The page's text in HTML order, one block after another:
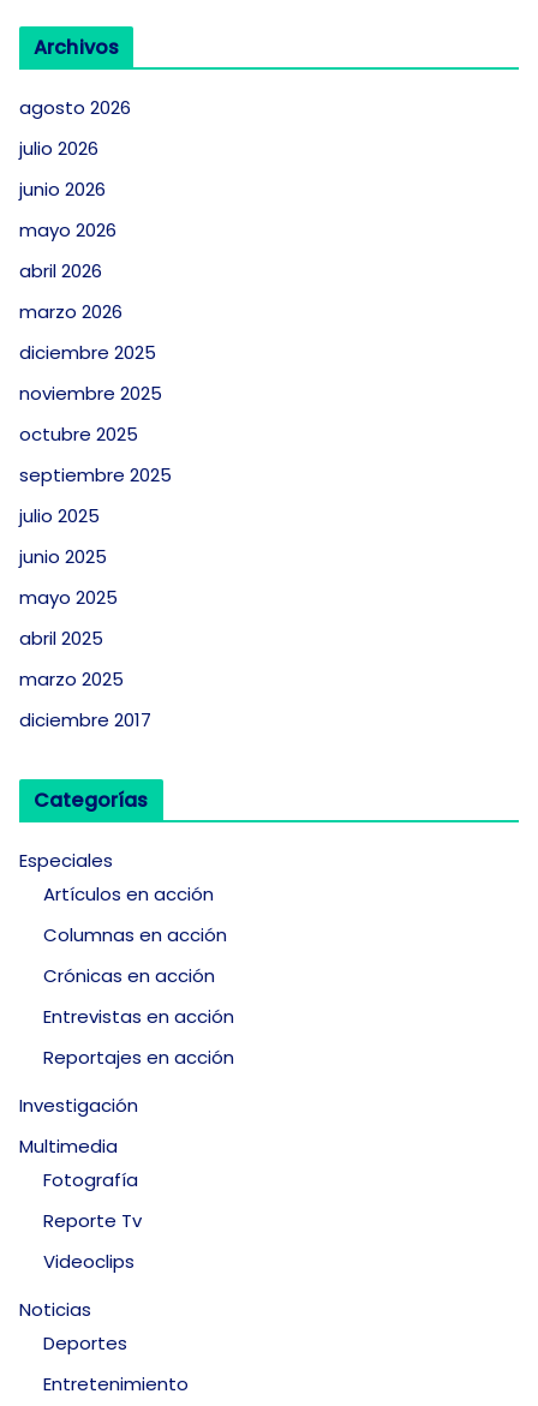
Archivos
agosto 2026
julio 2026
junio 2026
mayo 2026
abril 2026
marzo 2026
diciembre 2025
noviembre 2025
octubre 2025
septiembre 2025
julio 2025
junio 2025
mayo 2025
abril 2025
marzo 2025
diciembre 2017
Categorías
Especiales
Artículos en acción
Columnas en acción
Crónicas en acción
Entrevistas en acción
Reportajes en acción
Investigación
Multimedia
Fotografía
Reporte Tv
Videoclips
Noticias
Deportes
Entretenimiento